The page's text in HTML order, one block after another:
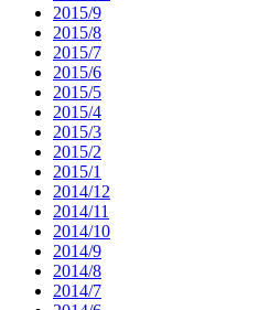
2015/9
2015/8
2015/7
2015/6
2015/5
2015/4
2015/3
2015/2
2015/1
2014/12
2014/11
2014/10
2014/9
2014/8
2014/7